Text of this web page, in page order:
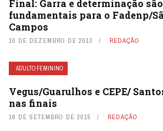
Final: Garra e determinação
fundamentais para o Fadenp/
Campos
10 DE DEZEMBRO DE 2013 REDAÇÃO
ADULTO FEMININO
Vegus/Guarulhos e CEPE/
nas finais
16 DE SETEMBRO DE 2015 REDAÇÃO